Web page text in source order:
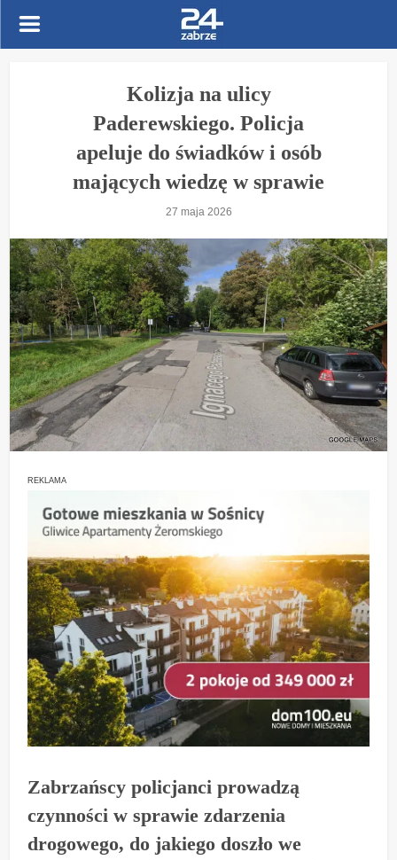
Kolizja na ulicy
Paderewskiego. Policja
apeluje do świadków i osób
mających wiedzę w sprawie
27 maja 2026
REKLAMA
Zabrzańscy policjanci prowadzą
czynności w sprawie zdarzenia
drogowego, do jakiego doszło we